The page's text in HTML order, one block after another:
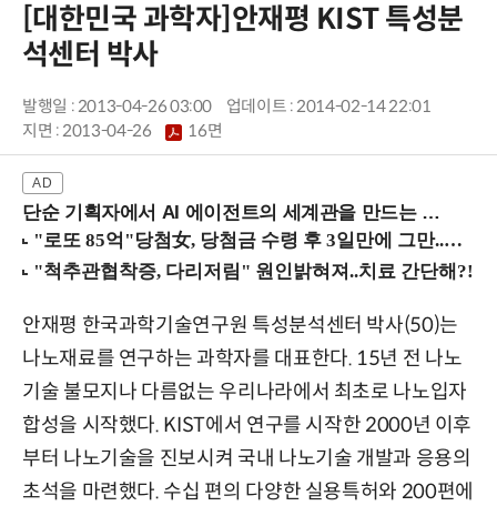
[대한민국 과학자]안재평 KIST 특성분
석센터 박사
발행일 : 2013-04-26 03:00
업데이트 : 2014-02-14 22:01
지면 :2013-04-26 16면
단순 기획자에서 AI 에이전트의 세계관을 만드는 지식 설계자로.. (8/20 강남역)
안재평 한국과학기술연구원 특성분석센터 박사(50)는
나노재료를 연구하는 과학자를 대표한다. 15년 전 나노
기술 불모지나 다름없는 우리나라에서 최초로 나노입자
합성을 시작했다. KIST에서 연구를 시작한 2000년 이후
부터 나노기술을 진보시켜 국내 나노기술 개발과 응용의
초석을 마련했다. 수십 편의 다양한 실용특허와 200편에